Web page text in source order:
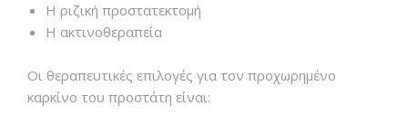
Η ριζική προστατεκτομή
Η ακτινοθεραπεία
Οι θεραπευτικές επιλογές για τον προχωρημένο
καρκίνο του προστάτη είναι: